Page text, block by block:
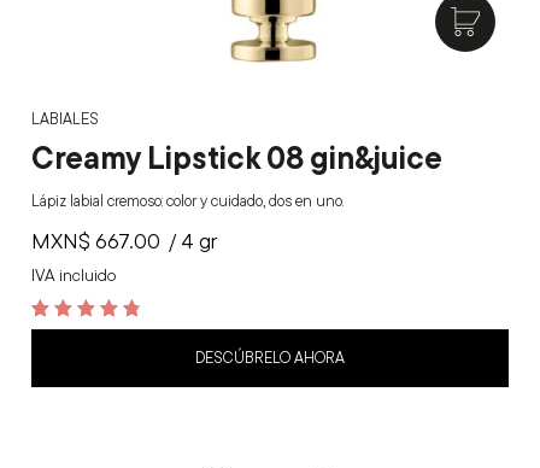
LABIALES
Creamy Lipstick 08 gin&juice
Lápiz labial cremoso: color y cuidado, dos en uno.
MXN$ 667.00
IVA incluido
/ 4 gr
4.9
DESCÚBRELO AHORA